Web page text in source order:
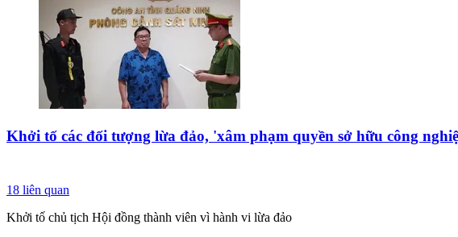
Khởi tố các đối tượng lừa đảo, 'xâm phạm quyền sở hữu công
18 liên quan
Khởi tố chủ tịch Hội đồng thành viên vì hành vi lừa đảo